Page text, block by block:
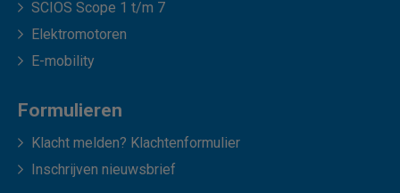
SCIOS Scope 1 t/m 7
Elektromotoren
E-mobility
Formulieren
Klacht melden? Klachtenformulier
Inschrijven nieuwsbrief